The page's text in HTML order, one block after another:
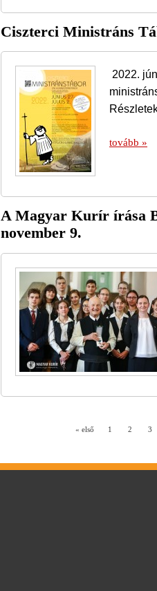
Ciszterci Ministráns
2022.
tovább »
A Magyar Kurír írása
november 9.
« első 1 2 3